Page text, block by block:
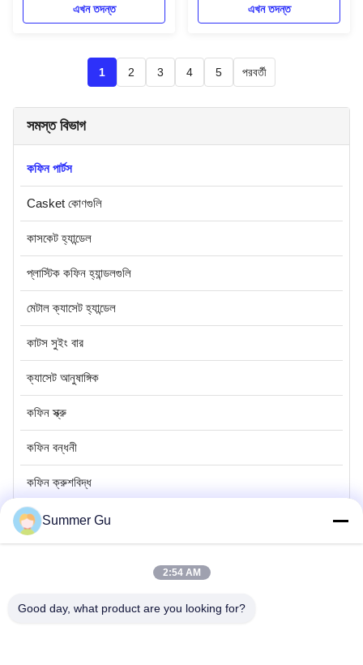
Hardware Corners Plastic
Casket Hardware Corners ,
Plastic Casket Hardware
Corners , Coffin Corners
Model 1 Product Description:
corners, 8pcs ...
এখন তদন্ত
Description: One set: 4pcs big
corners, 8 pcs small lugs,
and 2pcs 66cm short steel
bars. 1. 4pcs big corners 2.
8pcs small lugs 3. 2pcs
এখন তদন্ত
1 2 3 4 5 পরবর্তী
সমস্ত বিভাগ
কফিন পার্টস
Casket কোণগুলি
কাসকেট হ্যান্ডেল
প্লাস্টিক কফিন হ্যান্ডলগুলি
মেটাল ক্যাসেট হ্যান্ডেল
কাটস সুইং বার
ক্যাসেট আনুষাঙ্গিক
কফিন স্ক্রু
কফিন বন্ধনী
কফিন ক্রুশবিদ্ধ
স্টেইনলেস স্টীল কফিন
Mrs. Summer Gu
Sale Manager
Summer Gu
2:54 AM
Good day, what product are you looking for?